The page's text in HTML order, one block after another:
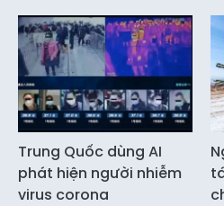
Trung Quốc dùng AI
phát hiện người nhiễm
virus corona